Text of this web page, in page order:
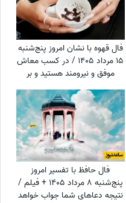
فال قهوه با نشان امروز پنج‌شنبه
15 مرداد 1405 / در کسب معاش
موفق و نیرومند هستید و بر
دشمنان غلبه می‌کنید مخصوصا
بر ...
فال حافظ با تفسیر امروز
پنج‌شنبه 8 مرداد 1405 + فیلم /
نتیجه دعاهای شما جواب خواهد